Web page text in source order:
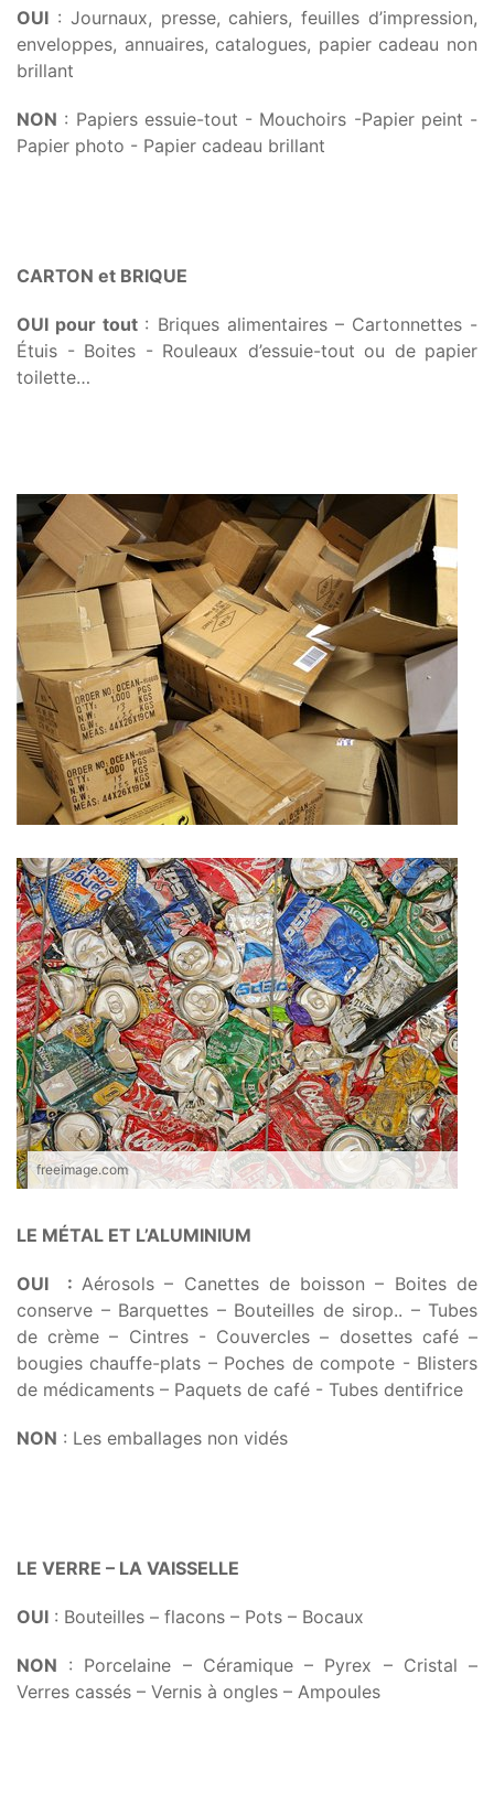
OUI : Journaux, presse, cahiers, feuilles d’impression,
enveloppes, annuaires, catalogues, papier cadeau non
brillant
NON : Papiers essuie-tout - Mouchoirs -Papier peint -
Papier photo - Papier cadeau brillant
CARTON et BRIQUE
OUI pour tout : Briques alimentaires – Cartonnettes -
Étuis - Boites - Rouleaux d’essuie-tout ou de papier
toilette…
freeimage.com
LE MÉTAL ET L’ALUMINIUM
OUI : Aérosols – Canettes de boisson – Boites de
conserve – Barquettes – Bouteilles de sirop.. – Tubes
de crème – Cintres - Couvercles – dosettes café –
bougies chauffe-plats – Poches de compote - Blisters
de médicaments – Paquets de café - Tubes dentifrice
NON : Les emballages non vidés
LE VERRE – LA VAISSELLE
OUI : Bouteilles – flacons – Pots – Bocaux
NON : Porcelaine – Céramique – Pyrex – Cristal –
Verres cassés – Vernis à ongles – Ampoules